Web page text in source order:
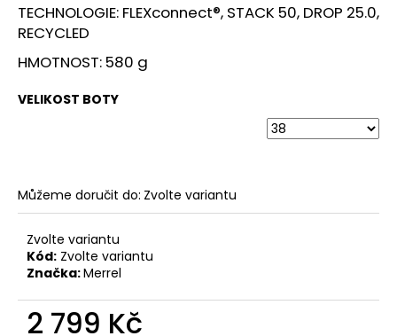
TECHNOLOGIE: FLEXconnect®, STACK 50, DROP 25.0,
RECYCLED
HMOTNOST: 580 g
VELIKOST BOTY
Můžeme doručit do: Zvolte variantu
Zvolte variantu
Kód: Zvolte variantu
Značka:Merrel
2 799 Kč
990
Kč